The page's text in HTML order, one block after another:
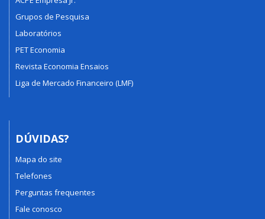
Grupos de Pesquisa
Laboratórios
PET Economia
Revista Economia Ensaios
Liga de Mercado Financeiro (LMF)
DÚVIDAS?
Mapa do site
Telefones
Perguntas frequentes
Fale conosco